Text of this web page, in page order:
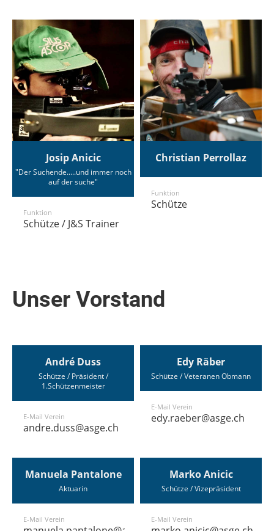
Josip Anicic
"Der Suchende.....und immer noch
auf der suche"
Funktion
Schütze / J&S Trainer
Christian Perrollaz
Funktion
Schütze
Unser Vorstand
André Duss
Schütze / Präsident /
1.Schützenmeister
E-Mail Verein
andre.duss@asge.ch
Edy Räber
Schütze / Veteranen Obmann
E-Mail Verein
edy.raeber@asge.ch
Manuela Pantalone
Aktuarin
E-Mail Verein
Marko Anicic
Schütze / Vizepräsident
E-Mail Verein